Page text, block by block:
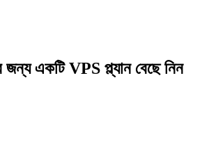
একটি VPS প্ল্যান বেছে নিন